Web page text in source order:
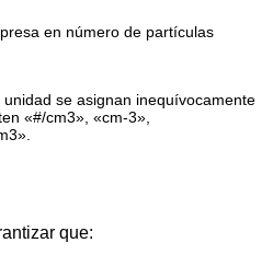
en número de partículas
se asignan inequívocamente
«#/cm3», «cm-3»,
3».
que: